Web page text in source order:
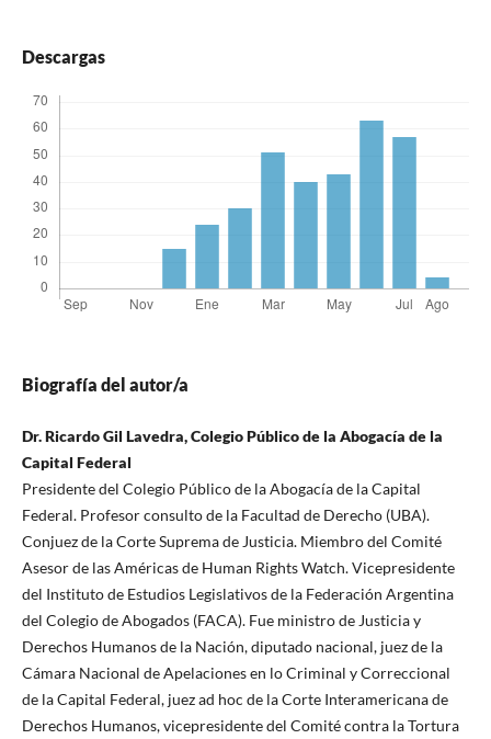
Descargas
Biografía del autor/a
Dr. Ricardo Gil Lavedra, Colegio Público de la Abogacía de la
Capital Federal
Presidente del Colegio Público de la Abogacía de la Capital
Federal. Profesor consulto de la Facultad de Derecho (UBA).
Conjuez de la Corte Suprema de Justicia. Miembro del Comité
Asesor de las Américas de Human Rights Watch. Vicepresidente
del Instituto de Estudios Legislativos de la Federación Argentina
del Colegio de Abogados (FACA). Fue ministro de Justicia y
Derechos Humanos de la Nación, diputado nacional, juez de la
Cámara Nacional de Apelaciones en lo Criminal y Correccional
de la Capital Federal, juez ad hoc de la Corte Interamericana de
Derechos Humanos, vicepresidente del Comité contra la Tortura